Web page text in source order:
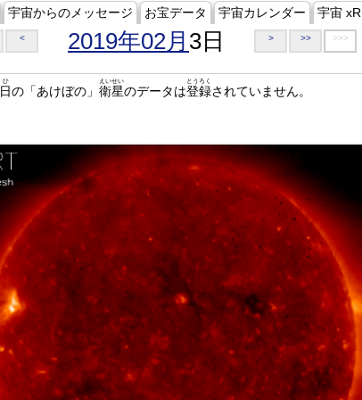
宇宙からのメッセージ お宝データ 宇宙カレンダー 宇宙 xR
< 2019年02月 3日 > >> >>>
日
ひ
の「あけぼの」 衛星
えいせい
のデータは登録
とうろく
されていません。